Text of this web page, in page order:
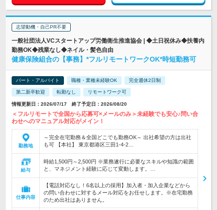
志望動機・自己PR不要
一般社団法人VCスタートアップ労働衛生推進協会 | ◆土日祝休み◆扶養内
勤務OK◆残業なし◆ネイル・髪色自由
健康保険組合の【事務】*フルリモートワークOK*時短勤務可
パート・アルバイト 職種・業種未経験OK 完全週休2日制
第二新卒歓迎 転勤なし リモートワーク可
情報更新日：2026/07/17 終了予定日：2026/08/20
＜フルリモートで全国から応募可×メールのみ＞未経験でも安心♪問い合
わせへのマニュアル対応がメイン！
勤務地
～完全在宅勤務＆全国どこでも勤務OK～ 出社希望の方は出社
も可 【本社】 東京都港区三田1-4-2…
給与
時給1,500円～2,500円 ※業務遂行に必要なスキルや知識の範囲
と、マネジメント経験に応じて変動します。…
仕事内容
【電話対応なし！6名以上の採用】加入者・加入企業などから
の問い合わせに対するメール対応をお任せします。※在宅勤務
のため出社はありません。